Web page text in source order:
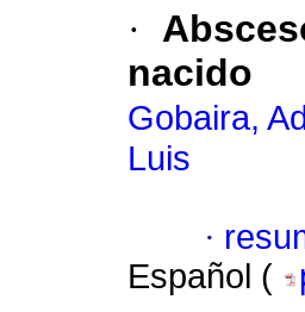
·
nacido
Gobaira,
Luis
·
Español (